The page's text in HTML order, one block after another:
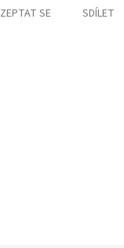
ZEPTAT SE SDÍLET